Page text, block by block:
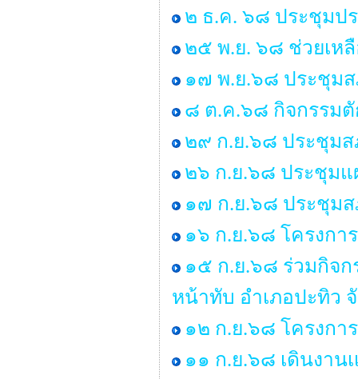
๒ ธ.ค. ๖๘ ประชุมป
๒๕ พ.ย. ๖๘ ช่วยเห
๑๗ พ.ย.๖๘ ประชุม
๘ ต.ค.๖๘ กิจกรรม
๒๙ ก.ย.๖๘ ประชุม
๒๖ ก.ย.๖๘ ประชุม
๑๗ ก.ย.๖๘ ประชุม
๑๖ ก.ย.๖๘ โครงกา
๑๕ ก.ย.๖๘ ร่วมกิจ
หน้าทับ อำเภอปะทิว
๑๒ ก.ย.๖๘ โครงกา
๑๑ ก.ย.๖๘ เดินงาน